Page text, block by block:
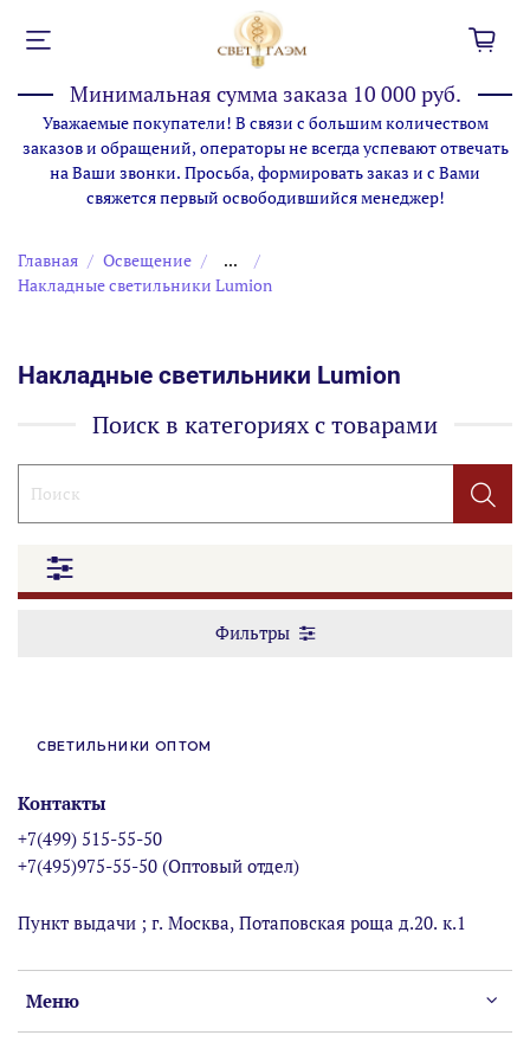
Минимальная сумма заказа 10 000 руб.
Уважаемые покупатели! В связи с большим количеством
заказов и обращений, операторы не всегда успевают отвечать
на Ваши звонки. Просьба, формировать заказ и с Вами
свяжется первый освободившийся менеджер!
Главная Освещение
...
Накладные светильники Lumion
Накладные светильники Lumion
Поиск в категориях с товарами
Фильтры
СВЕТИЛЬНИКИ ОПТОМ
Меню
Контакты
+7(499) 515-55-50
+7(495)975-55-50 (Оптовый отдел)
Пункт выдачи ; г. Москва, Потаповская роща д.20. к.1